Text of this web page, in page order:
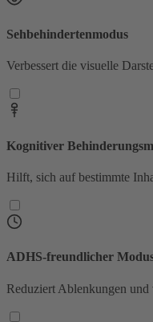
Sehbehindertenmodus
Verbessert die visuelle
Kognitiver
Hilft, sich auf bestimmte
ADHS-freundlicher
Reduziert Ablenkungen